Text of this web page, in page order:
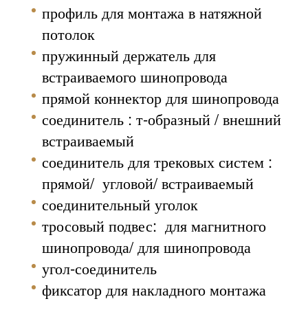
профиль для монтажа в натяжной
потолок
пружинный держатель для
встраиваемого шинопровода
прямой коннектор для шинопровода
соединитель : т-образный / внешний
встраиваемый
соединитель для трековых систем :
прямой/ угловой/ встраиваемый
соединительный уголок
тросовый подвес: для магнитного
шинопровода/ для шинопровода
угол-соединитель
фиксатор для накладного монтажа